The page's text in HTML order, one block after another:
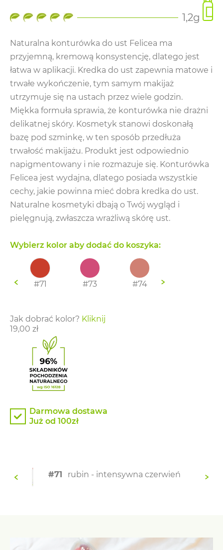
1,2g
Naturalna konturówka do ust Felicea ma
przyjemną, kremową konsystencję, dlatego jest
łatwa w aplikacji. Kredka do ust zapewnia matowe i
trwałe wykończenie, tym samym makijaż
utrzymuje się na ustach przez wiele godzin.
Miękka formuła sprawia, że konturówka nie drażni
delikatnej skóry. Kosmetyk stanowi doskonałą
bazę pod szminkę, w ten sposób przedłuża
trwałość makijażu. Produkt jest odpowiednio
napigmentowany i nie rozmazuje się. Konturówka
Felicea jest wydajna, dlatego posiada wszystkie
cechy, jakie powinna mieć dobra kredka do ust.
Naturalne kosmetyki dbają o Twój wygląd i
pielęgnują, zwłaszcza wrażliwą skórę ust.
Wybierz kolor aby dodać do koszyka:
#71 #73 #74
Jak dobrać kolor? Kliknij
Darmowa dostawa
Już od 100zł
19,00 zł
#71 rubin - intensywna czerwień